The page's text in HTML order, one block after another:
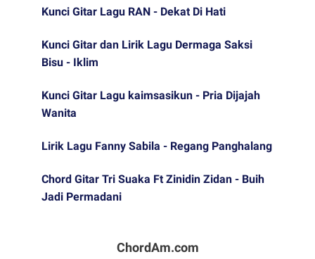
Kunci Gitar Lagu RAN - Dekat Di Hati
Kunci Gitar dan Lirik Lagu Dermaga Saksi
Bisu - Iklim
Kunci Gitar Lagu kaimsasikun - Pria Dijajah
Wanita
Lirik Lagu Fanny Sabila - Regang Panghalang
Chord Gitar Tri Suaka Ft Zinidin Zidan - Buih
Jadi Permadani
ChordAm.com